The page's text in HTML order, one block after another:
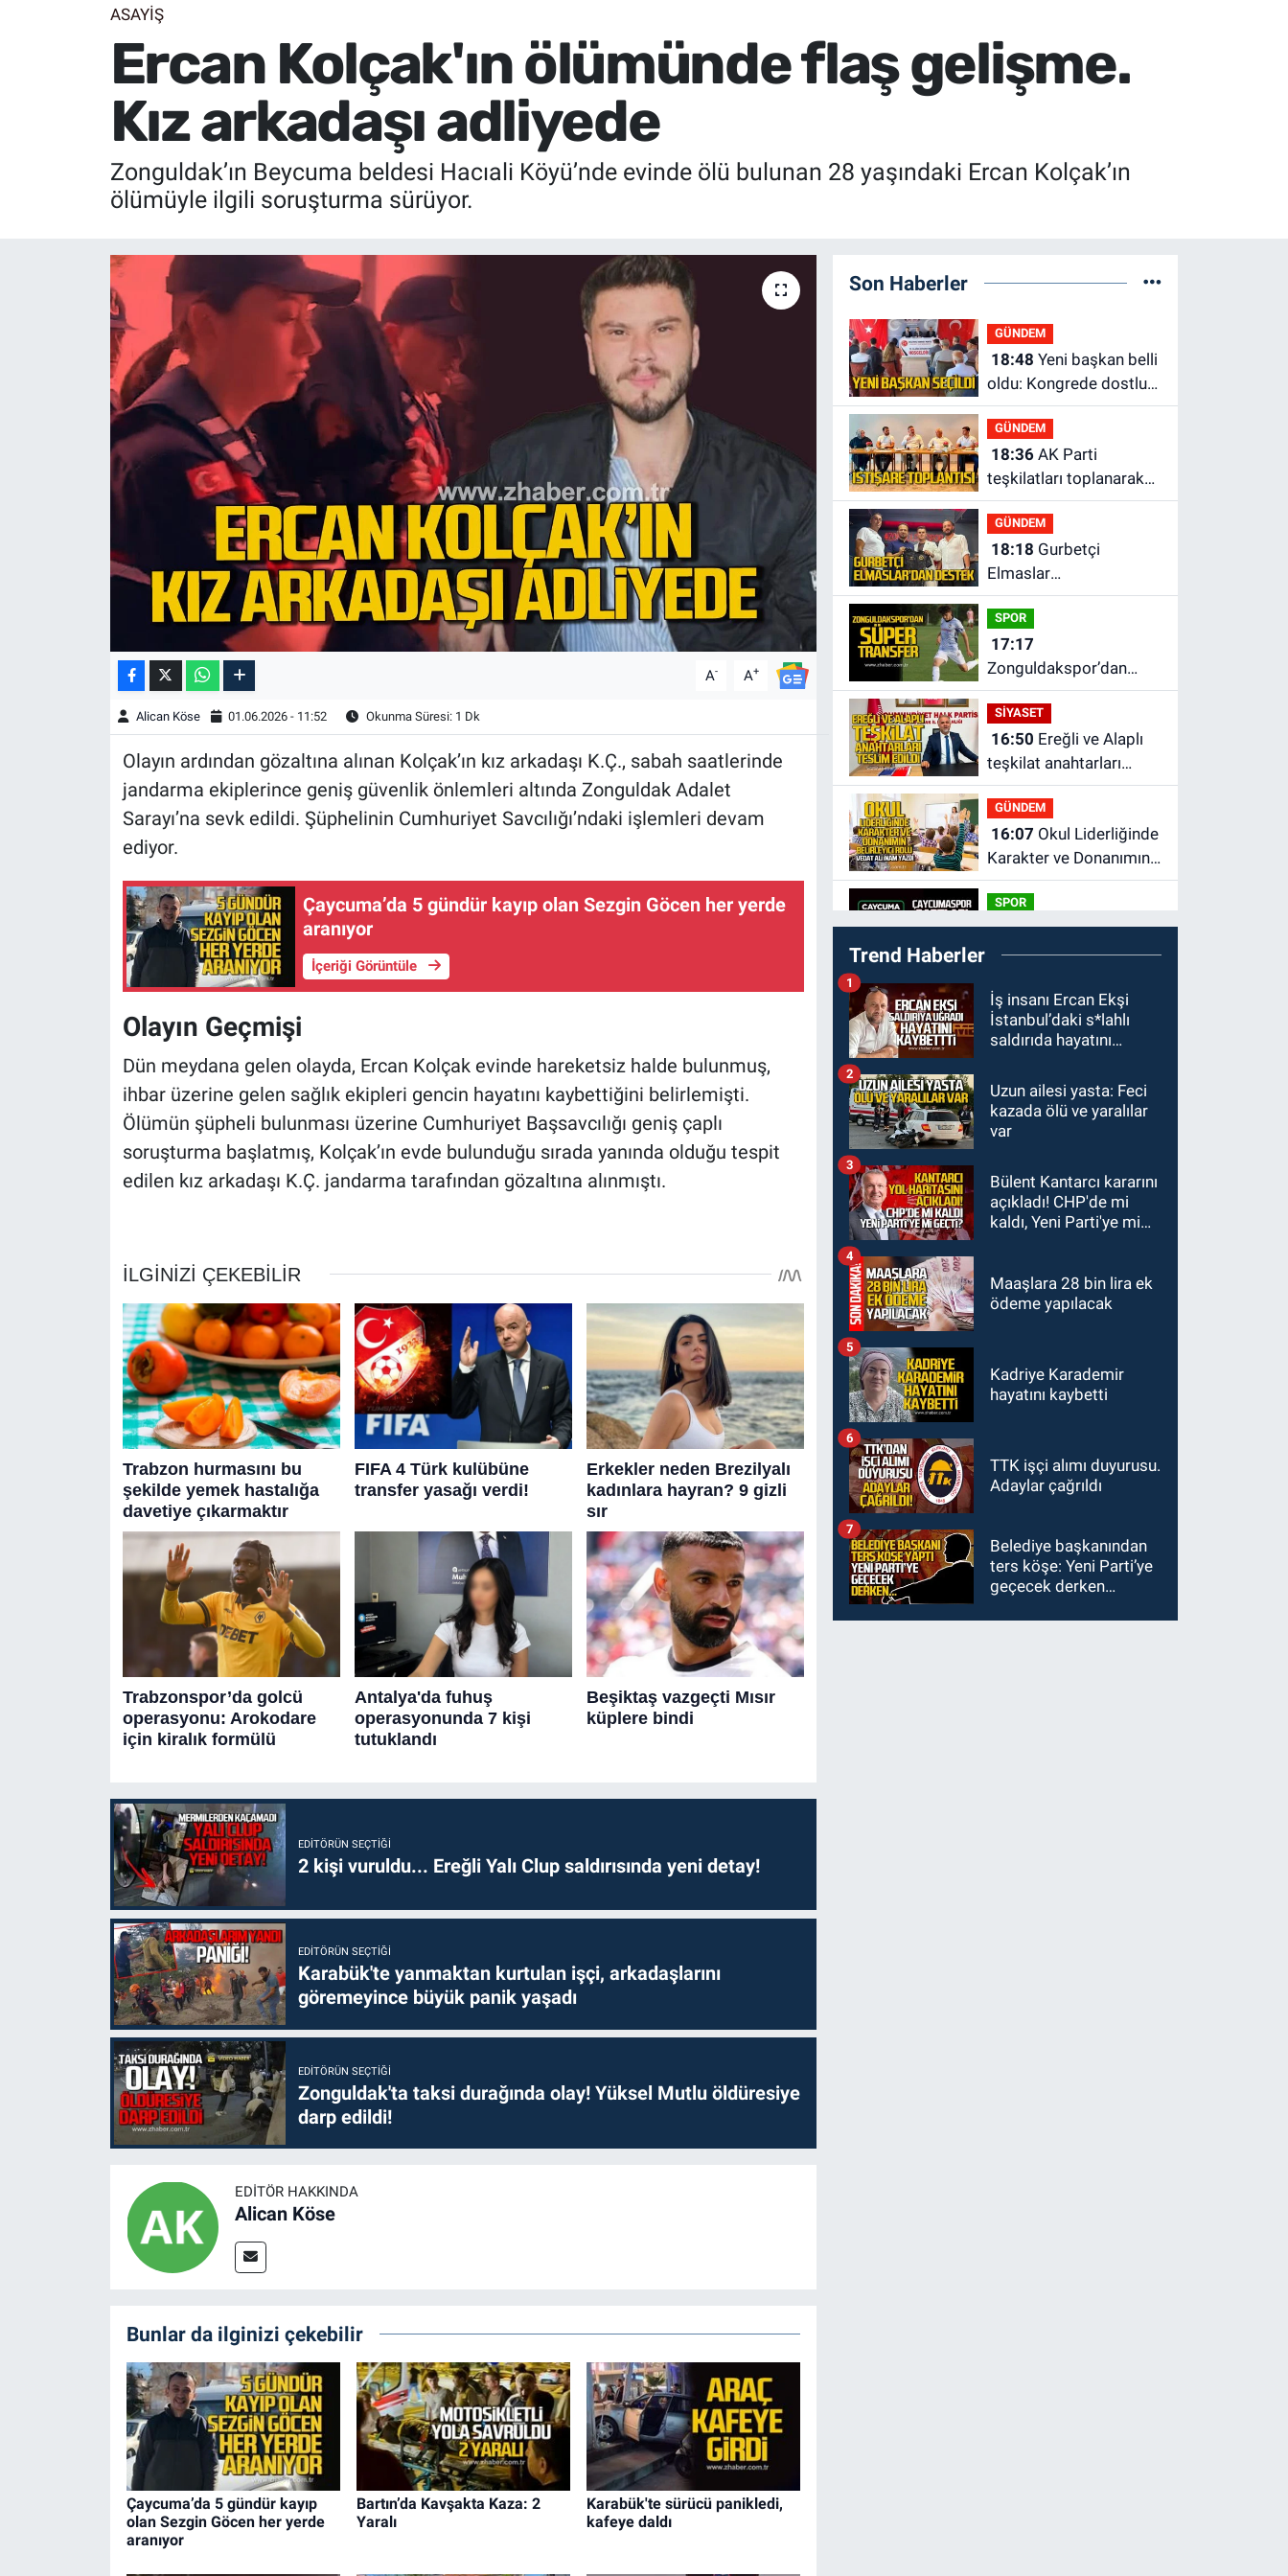
ASAYİŞ
Ercan Kolçak'ın ölümünde flaş gelişme.
Kız arkadaşı adliyede
Zonguldak’ın Beycuma beldesi Hacıali Köyü’nde evinde ölü bulunan 28 yaşındaki Ercan Kolçak’ın
ölümüyle ilgili soruşturma sürüyor.
A- A+
Alican Köse 01.06.2026 - 11:52 Okunma Süresi: 1 Dk
Olayın ardından gözaltına alınan Kolçak’ın kız arkadaşı K.Ç., sabah saatlerinde
jandarma ekiplerince geniş güvenlik önlemleri altında Zonguldak Adalet
Sarayı’na sevk edildi. Şüphelinin Cumhuriyet Savcılığı’ndaki işlemleri devam
ediyor.
Çaycuma’da 5 gündür kayıp olan Sezgin Göcen her yerde
aranıyor
İçeriği Görüntüle
Olayın Geçmişi
Dün meydana gelen olayda, Ercan Kolçak evinde hareketsiz halde bulunmuş,
ihbar üzerine gelen sağlık ekipleri gencin hayatını kaybettiğini belirlemişti.
Ölümün şüpheli bulunması üzerine Cumhuriyet Başsavcılığı geniş çaplı
soruşturma başlatmış, Kolçak’ın evde bulunduğu sırada yanında olduğu tespit
edilen kız arkadaşı K.Ç. jandarma tarafından gözaltına alınmıştı.
EDITÖRÜN SEÇTIĞI
2 kişi vuruldu... Ereğli Yalı Clup saldırısında yeni detay!
EDITÖRÜN SEÇTIĞI
Karabük'te yanmaktan kurtulan işçi, arkadaşlarını
göremeyince büyük panik yaşadı
EDITÖRÜN SEÇTIĞI
Zonguldak'ta taksi durağında olay! Yüksel Mutlu öldüresiye
darp edildi!
EDITÖR HAKKINDA
Alican Köse
Bunlar da ilginizi çekebilir
Çaycuma’da 5 gündür kayıp
olan Sezgin Göcen her yerde
aranıyor
Bartın’da Kavşakta Kaza: 2
Yaralı
Karabük'te sürücü panikledi,
kafeye daldı
Son Haberler
GÜNDEM
18:48
oldu: Kongrede dostluk
mesajları
GÜNDEM
18:36AK Parti
teşkilatları toplanarak
istişarede bulundu
GÜNDEM
18:18
Elmaslar
Zonguldakspor’a
destek oldu
SPOR
17:17
Zonguldakspor’dan
Süper transfer.
SİYASET
16:50
teşkilat anahtarları
teslim edildi.
GÜNDEM
16:07
Karakter ve Donanımın
Belirleyici Rolü
SPOR
14:34Çaycumaspor
şartları yerine getirdi.
KARABÜK
12:53Karabük'te
Enerjisa çalışanı Olcay
kapılarak hayatını
kaybetti.
SAĞLIK
11:22BEUN personeli
Nihat Şahan Kalaycı
KDZ EREĞLİ
10:01Yeni Parti'de
yönetim krizi. 14 üyeden
Trend Haberler
İş insanı Ercan Ekşi
İstanbul’daki s*lahlı
saldırıda hayatını
1
Uzun ailesi yasta: Feci
kazada ölü ve yaralılar
var
2
Bülent Kantarcı kararını
açıkladı! CHP'de mi
kaldı, Yeni Parti'ye mi
3
Maaşlara 28 bin lira ek
ödeme yapılacak
4
Kadriye Karademir
hayatını kaybetti
5
TTK işçi alımı duyurusu.
Adaylar çağrıldı
6
Belediye başkanından
ters köşe: Yeni Parti’ye
geçecek derken…
7